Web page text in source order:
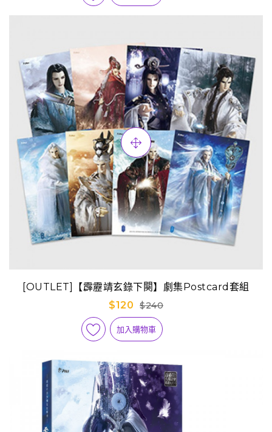
[OUTLET]【霹靂靖玄錄下闋】劇集Postcard套組
$120
$240
加入購物車